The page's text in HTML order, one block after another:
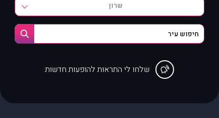
שרון
שלחו לי התראות להופעות חדשות